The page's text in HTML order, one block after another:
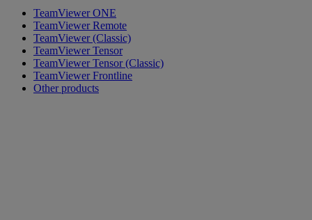
TeamViewer ONE
TeamViewer Remote
TeamViewer (Classic)
TeamViewer Tensor
TeamViewer Tensor (Classic)
TeamViewer Frontline
Other products